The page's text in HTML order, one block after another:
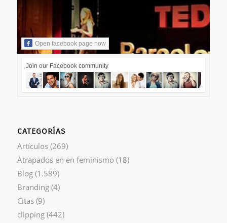
Open facebook page now
Join our Facebook community
CATEGORÍAS
Artículos(269)
Atrapados en en feminismo (18)
Blog(1.589)
Branding(4)
Citas(9)
clipping(442)